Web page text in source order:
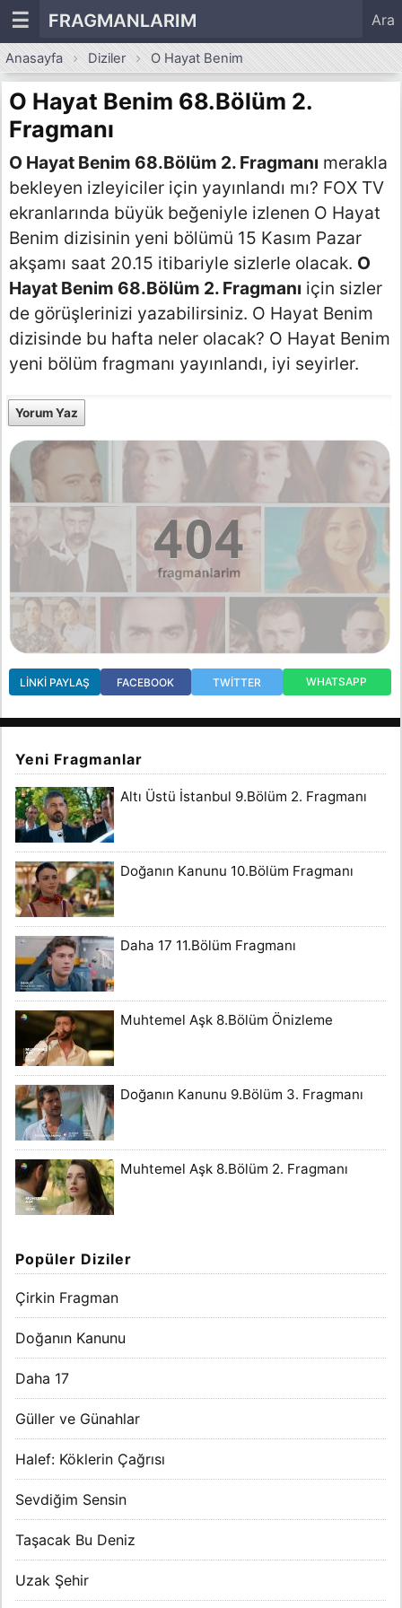
☰ FRAGMANLARIM Ara
Anasayfa Diziler O Hayat Benim
O Hayat Benim 68.Bölüm 2.
Fragmanı
O Hayat Benim 68.Bölüm 2. Fragmanı merakla
bekleyen izleyiciler için yayınlandı mı? FOX TV
ekranlarında büyük beğeniyle izlenen O Hayat
Benim dizisinin yeni bölümü 15 Kasım Pazar
akşamı saat 20.15 itibariyle sizlerle olacak. O
Hayat Benim 68.Bölüm 2. Fragmanı için sizler
de görüşlerinizi yazabilirsiniz. O Hayat Benim
dizisinde bu hafta neler olacak? O Hayat Benim
yeni bölüm fragmanı yayınlandı, iyi seyirler.
Yorum Yaz
LINKI PAYLAŞ FACEBOOK TWITTER WHATSAPP
Yeni Fragmanlar
Altı Üstü İstanbul 9.Bölüm 2. Fragmanı
Doğanın Kanunu 10.Bölüm Fragmanı
Daha 17 11.Bölüm Fragmanı
Muhtemel Aşk 8.Bölüm Önizleme
Doğanın Kanunu 9.Bölüm 3. Fragmanı
Muhtemel Aşk 8.Bölüm 2. Fragmanı
Popüler Diziler
Çirkin Fragman
Doğanın Kanunu
Daha 17
Güller ve Günahlar
Halef: Köklerin Çağrısı
Sevdiğim Sensin
Taşacak Bu Deniz
Uzak Şehir